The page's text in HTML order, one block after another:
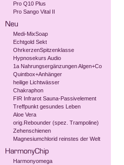
Pro Q10 Plus
Pro Sango Vital II
Medi-MixSoap
Echtgold Sekt
OhrkerzenSpitzenklasse
Hypnosekurs Audio
1a Nahrungsergänzungen Algen+Co
Quintbox+Anhänger
heilige Lichtwässer
Chakraphon
FIR Infrarot Sauna-Passivelement
Treffpunkt gesundes Leben
Aloe Vera
orig.Rebounder (spez. Trampoline)
Zehenschienen
Magnesiumchlorid reinstes der Welt
Harmonyomega